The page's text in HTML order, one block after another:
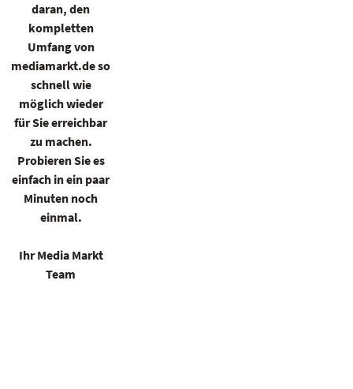
daran, den
kompletten
Umfang von
mediamarkt.de so
schnell wie
möglich wieder
für Sie erreichbar
zu machen.
Probieren Sie es
einfach in ein paar
Minuten noch
einmal.
Ihr Media Markt
Team